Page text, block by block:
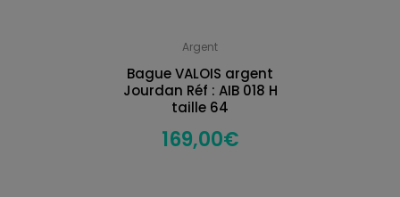
Argent
Bague VALOIS argent
Jourdan Réf : AIB 018 H
taille 64
169,00€